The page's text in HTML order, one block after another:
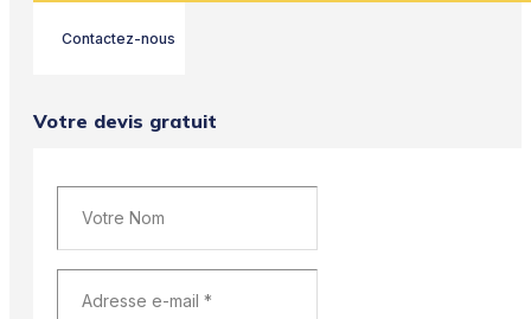
Contactez-nous
Votre devis gratuit